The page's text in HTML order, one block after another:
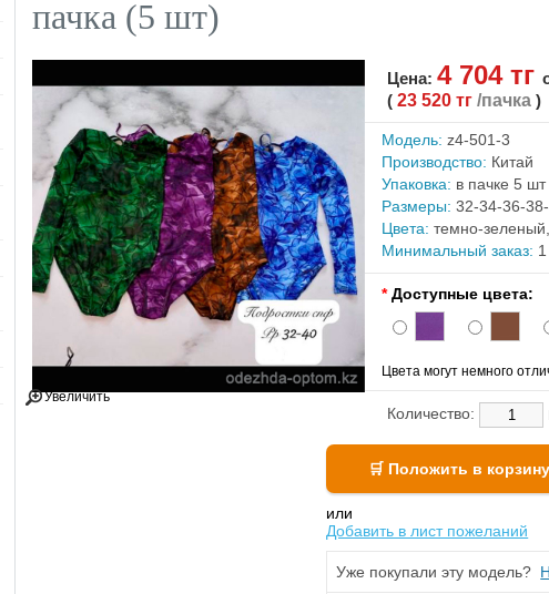
пачка (5 шт)
Увеличить
Цена:4 704 тг
(23 520 тг/пачка)
Модель: z4-501-3
Производство: Китай
Упаковка: в пачке 5
Размеры: 32-34-36-
Цвета: темно-
Минимальный заказ:
* Доступные цвета:
Цвета могут немного
Количество:
или
Добавить в лист пожеланий
Уже покупали эту модель?